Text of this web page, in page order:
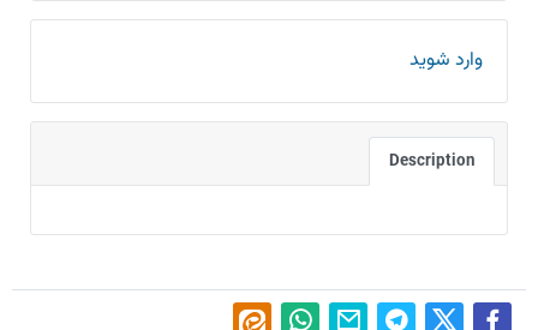
وارد شوید
Description